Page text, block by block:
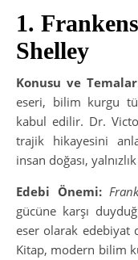
1.
Shelley
Konusu ve
eseri, bilim kurgu
kabul edilir. Dr.
trajik hikayesini
insan doğası,
Edebi Önemi:
gücüne karşı
eser olarak edebiyat
Kitap, modern bilim